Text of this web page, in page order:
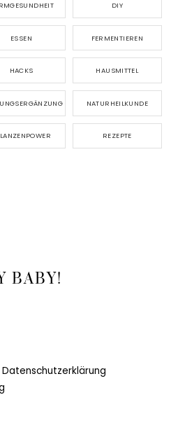
DIY
ESSEN FERMENTIEREN
HACKS HAUSMITTEL
NATURHEILKUNDE
REZEPTE
Back
BABY!
Datenschutzerklärung